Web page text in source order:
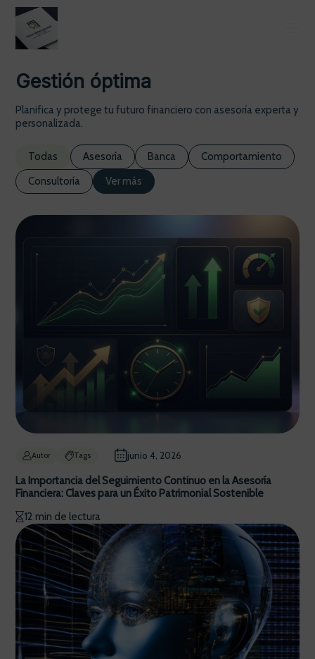
Gestión óptima
Planifica y protege tu futuro financiero con asesoría experta y
personalizada.
Todas Asesoría Banca
Comportamiento
Consultoría
Ver más
Autor Tags junio 4, 2026
La Importancia del Seguimiento Continuo en la Asesoría
Financiera: Claves para un Éxito Patrimonial Sostenible
12 min de lectura